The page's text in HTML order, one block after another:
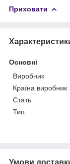
Приховати
Основні
Виробник
Країна виробник
Стать
Тип
Умови